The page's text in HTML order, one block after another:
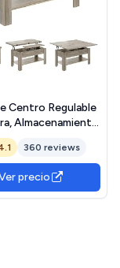
Centro Regulable
Almacenamiento
3 en 1,
Mesa de
Mesa de Café,
Abierto,
Comedor, para
360 reviews
precio